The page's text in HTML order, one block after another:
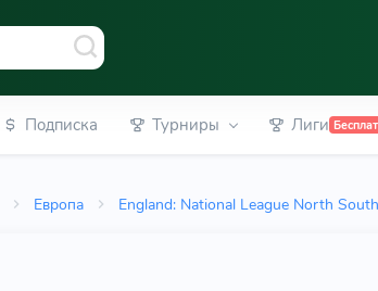
Подписка Турниры Лиги
Европа England: National League North South